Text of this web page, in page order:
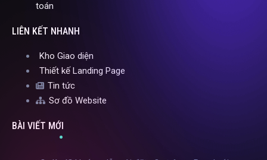
toán
LIÊN KẾT NHANH
Kho Giao diện
Thiết kế Landing Page
Tin tức
Sơ đồ Website
BÀI VIẾT MỚI